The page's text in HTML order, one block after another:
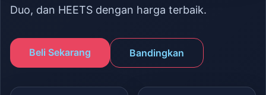
Duo, dan HEETS dengan harga terbaik.
Beli Sekarang Bandingkan